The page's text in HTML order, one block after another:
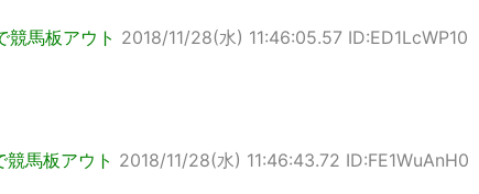
競馬板アウト 2018/11/28(水) 11:46:05.57 ID:ED1LcWP10
馬板アウト 2018/11/28(水) 11:46:43.72 ID:FE1WuAnH0